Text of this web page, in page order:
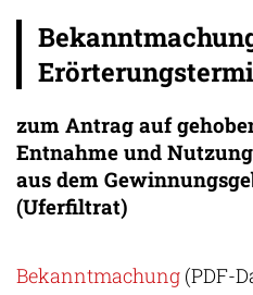
zum Antrag auf
Entnahme und
aus dem
(Uferfiltrat)
Bekanntmachung (PDF-